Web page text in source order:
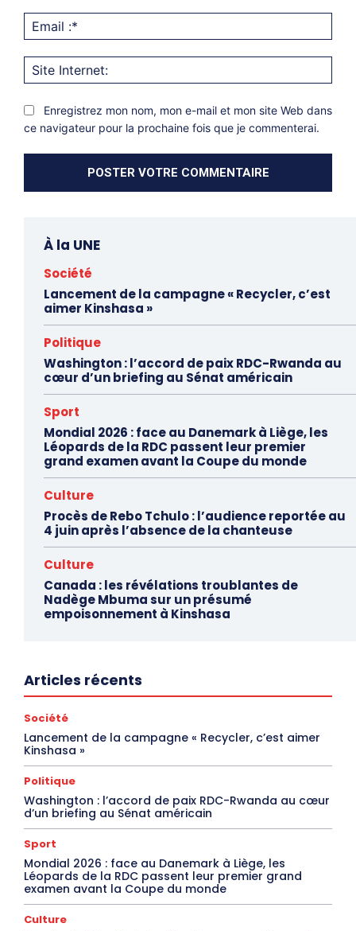
:*
Enregistrez mon nom, mon e-mail et mon site Web dans
ce navigateur pour la prochaine fois que je commenterai.
À la UNE
Société
Lancement de la campagne « Recycler, c’est
aimer Kinshasa »
Politique
Washington : l’accord de paix RDC-Rwanda au
cœur d’un briefing au Sénat américain
Sport
Mondial 2026 : face au Danemark à Liège, les
Léopards de la RDC passent leur premier
grand examen avant la Coupe du monde
Culture
Procès de Rebo Tchulo : l’audience reportée au
4 juin après l’absence de la chanteuse
Culture
Canada : les révélations troublantes de
Nadège Mbuma sur un présumé
empoisonnement à Kinshasa
Articles récents
Société
Lancement de la campagne « Recycler, c’est aimer
Kinshasa »
Politique
Washington : l’accord de paix RDC-Rwanda au cœur
d’un briefing au Sénat américain
Sport
Mondial 2026 : face au Danemark à Liège, les
Léopards de la RDC passent leur premier grand
examen avant la Coupe du monde
Culture